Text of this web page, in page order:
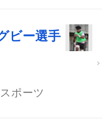
ビー選手
ポーツ